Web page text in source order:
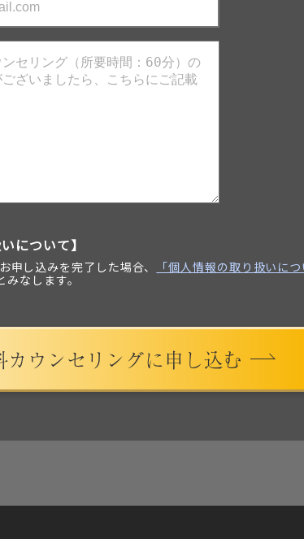
について】
申し込みを完了した場合、 「個人情報の取り扱いにつ
なします。
カウンセリングに申し込む